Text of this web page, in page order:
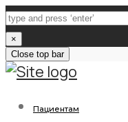
×
Close top bar
Пациентам